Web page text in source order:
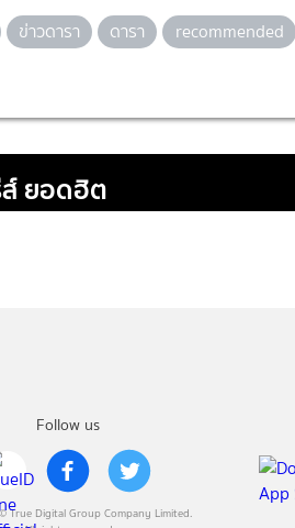
ข่าวดารา ดารา recommended
ส์ ยอดฮิต
Follow us
True Digital Group Company Limited.